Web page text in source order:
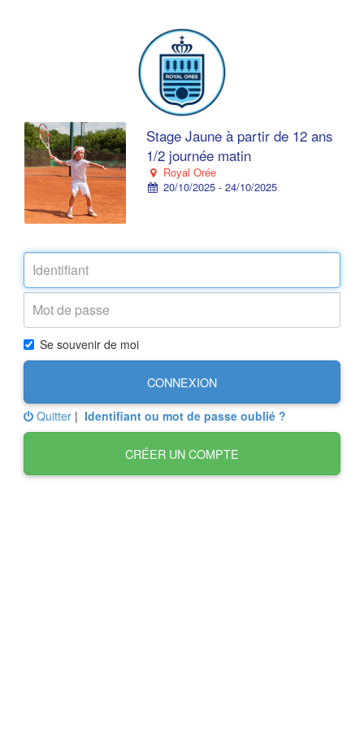
Stage Jaune à partir de 12 ans
1/2 journée matin
Royal Orée
20/10/2025 - 24/10/2025
Se souvenir de moi
CONNEXION
Quitter | Identifiant ou mot de passe oublié ?
CRÉER UN COMPTE